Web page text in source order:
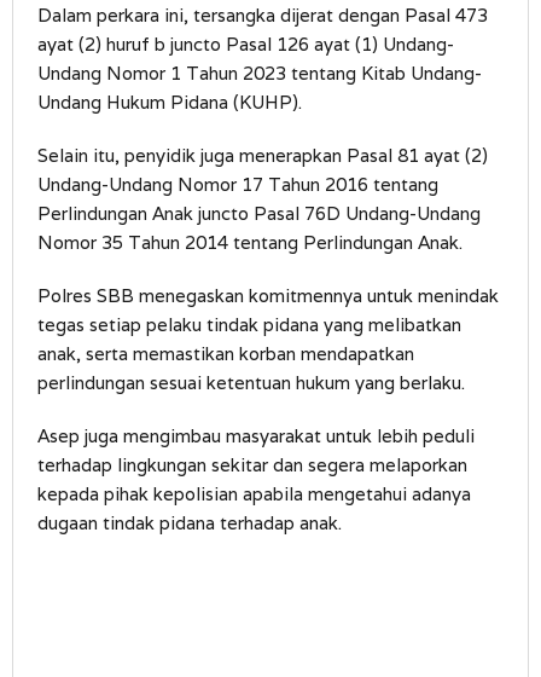
Dalam perkara ini, tersangka dijerat dengan Pasal 473
ayat (2) huruf b juncto Pasal 126 ayat (1) Undang-
Undang Nomor 1 Tahun 2023 tentang Kitab Undang-
Undang Hukum Pidana (KUHP).
Selain itu, penyidik juga menerapkan Pasal 81 ayat (2)
Undang-Undang Nomor 17 Tahun 2016 tentang
Perlindungan Anak juncto Pasal 76D Undang-Undang
Nomor 35 Tahun 2014 tentang Perlindungan Anak.
Polres SBB menegaskan komitmennya untuk menindak
tegas setiap pelaku tindak pidana yang melibatkan
anak, serta memastikan korban mendapatkan
perlindungan sesuai ketentuan hukum yang berlaku.
Asep juga mengimbau masyarakat untuk lebih peduli
terhadap lingkungan sekitar dan segera melaporkan
kepada pihak kepolisian apabila mengetahui adanya
dugaan tindak pidana terhadap anak.